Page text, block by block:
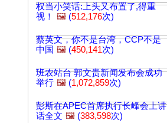
权当小笑话:上头又布置了,得重
视！
🖼️ (512,176次)
蔡英文，你不是台湾，CCP不是
中国 🖼️ (450,141次)
班农站台 郭文贵新闻发布会成功
举行 🖼️ (1,072,859次)
彭斯在APEC首席执行长峰会上讲
话全文 🖼️ (383,598次)